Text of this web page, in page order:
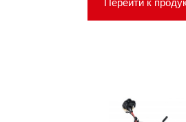
Перейти к